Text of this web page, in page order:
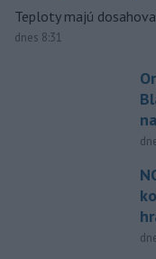
Teploty majú
dnes 8:31